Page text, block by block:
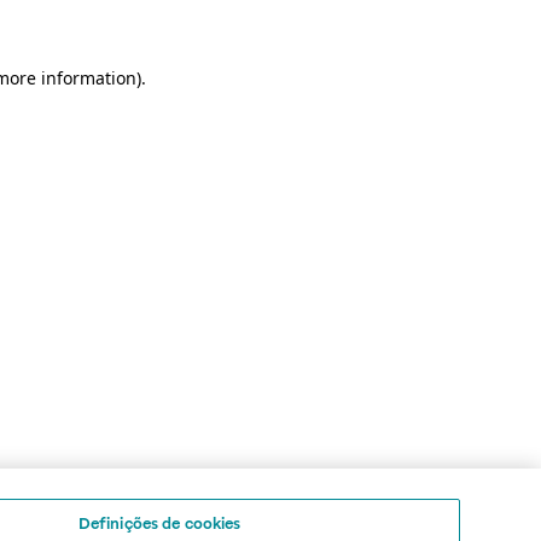
information).
Definições de cookies